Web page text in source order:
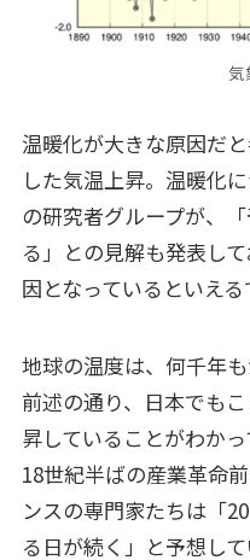
気
温暖化が大きな原因だ
した気温上昇。温暖化
の研究者グループが、
る」との見解も発表し
因となっているといえる
地球の温度は、何千年
前述の通り、日本でも
昇していることがわかっ
18世紀半ばの産業革命
ンスの専門家たちは「
る日が続く」と予想して